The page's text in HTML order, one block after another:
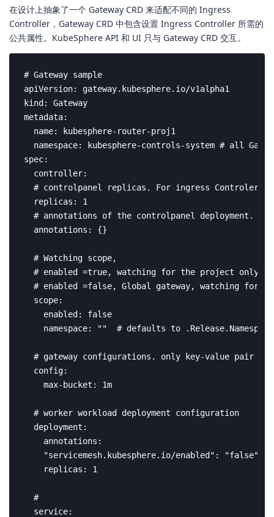
在设计上抽象了一个 Gateway CRD 来适配不同的 Ingress
Controller，Gateway CRD 中包含设置 Ingress Controller 所需的
公共属性。KubeSphere API 和 UI 只与 Gateway CRD 交互。
# Gateway sample
apiVersion: gateway.kubesphere.io/v1alpha1
kind: Gateway
metadata:
  name: kubesphere-router-proj1
namespace: kubesphere-controls-system # all
spec:
  controller:
# controlpanel replicas. For ingress Controler
  replicas: 1
# annotations of the controlpanel deployment.
  annotations: {}
  # Watching scope,
# enabled =true, watching for the project only.
# enabled =false, Global gateway, watching for
  scope:
    enabled: false
    namespace: ""  # defaults to .Release.Namespace
# gateway configurations. only key-value pair
  config:
    max-bucket: 1m
  # worker workload deployment configuration
  deployment:
    annotations:
    "servicemesh.kubesphere.io/enabled": "false"
    replicas: 1
  #
  service: